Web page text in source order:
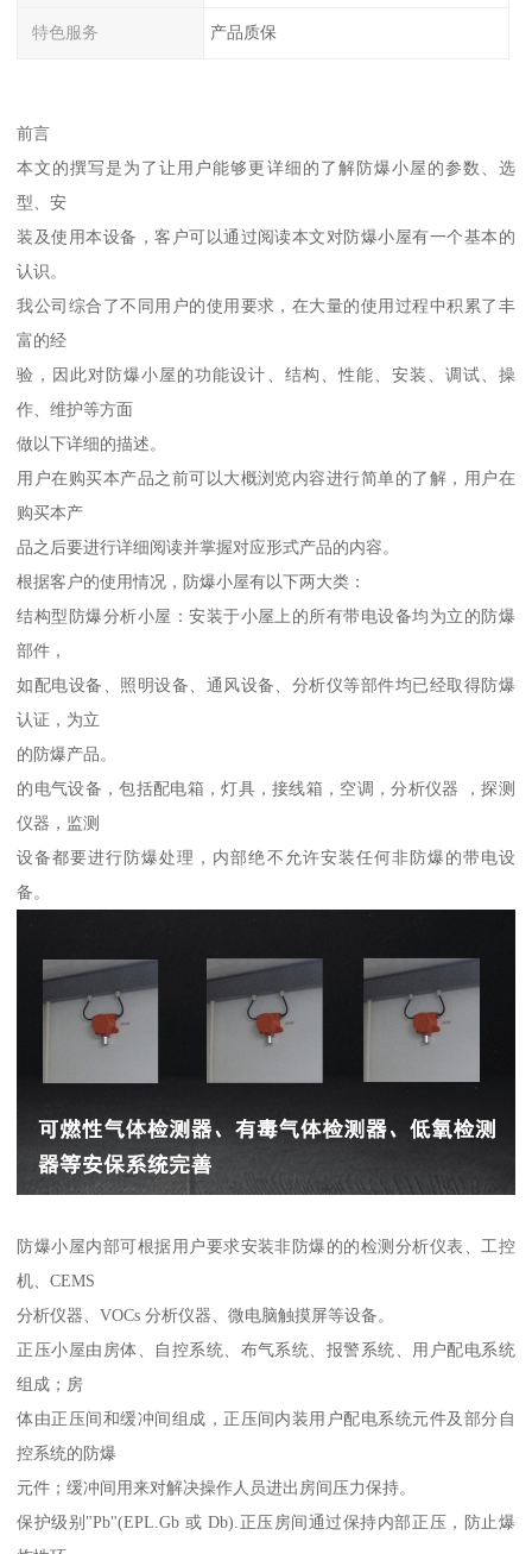
特色服务 产品质保
前言
本文的撰写是为了让用户能够更详细的了解防爆小屋的参数、选
型、安
装及使用本设备，客户可以通过阅读本文对防爆小屋有一个基本的
认识。
我公司综合了不同用户的使用要求，在大量的使用过程中积累了丰
富的经
验，因此对防爆小屋的功能设计、结构、性能、安装、调试、操
作、维护等方面
做以下详细的描述。
用户在购买本产品之前可以大概浏览内容进行简单的了解，用户在
购买本产
品之后要进行详细阅读并掌握对应形式产品的内容。
根据客户的使用情况，防爆小屋有以下两大类：
结构型防爆分析小屋：安装于小屋上的所有带电设备均为立的防爆
部件，
如配电设备、照明设备、通风设备、分析仪等部件均已经取得防爆
认证，为立
的防爆产品。
的电气设备，包括配电箱，灯具，接线箱，空调，分析仪器 ，探测
仪器，监测
设备都要进行防爆处理，内部绝不允许安装任何非防爆的带电设
备。
防爆小屋内部可根据用户要求安装非防爆的的检测分析仪表、工控
机、CEMS
分析仪器、VOCs 分析仪器、微电脑触摸屏等设备。
正压小屋由房体、自控系统、布气系统、报警系统、用户配电系统
组成；房
体由正压间和缓冲间组成，正压间内装用户配电系统元件及部分自
控系统的防爆
元件；缓冲间用来对解决操作人员进出房间压力保持。
保护级别"Pb"(EPL.Gb 或 Db).正压房间通过保持内部正压，防止爆